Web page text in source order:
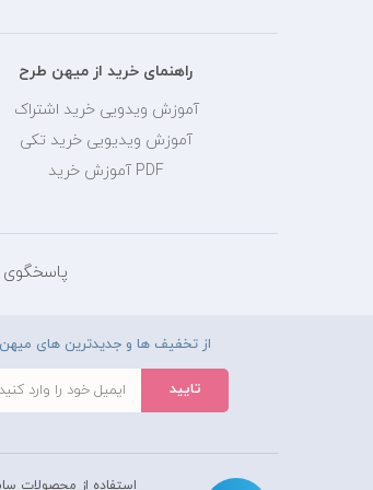
راهنمای خرید از میهن طرح
آموزش ویدویی خرید اشتراک
آموزش ویدیویی خرید تکی
PDF آموزش خرید
از تخفیف ها و جدیدترین های
استفاده از محصولات